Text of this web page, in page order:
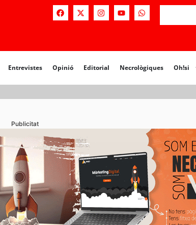
Entrevistes Opinió Editorial Necrològiques Oh!si
Opinió Editorial Necrològiques
Publicitat